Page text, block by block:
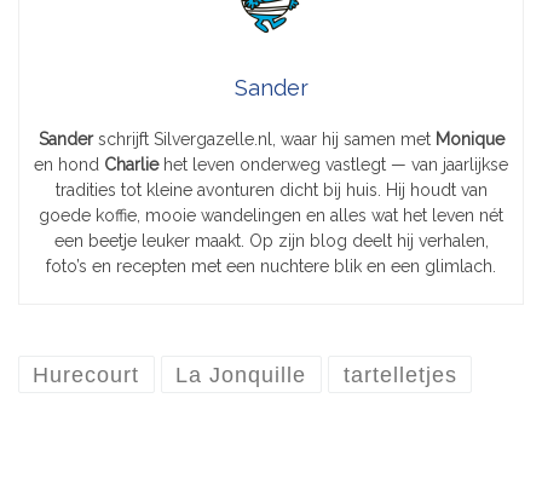
Sander
Sanderschrijft Silvergazelle.nl, waar hij samen met Monique
en hond Charliehet leven onderweg vastlegt — van jaarlijkse
tradities tot kleine avonturen dicht bij huis. Hij houdt van
goede koffie, mooie wandelingen en alles wat het leven nét
een beetje leuker maakt. Op zijn blog deelt hij verhalen,
foto’s en recepten met een nuchtere blik en een glimlach.
Hurecourt La Jonquille tartelletjes